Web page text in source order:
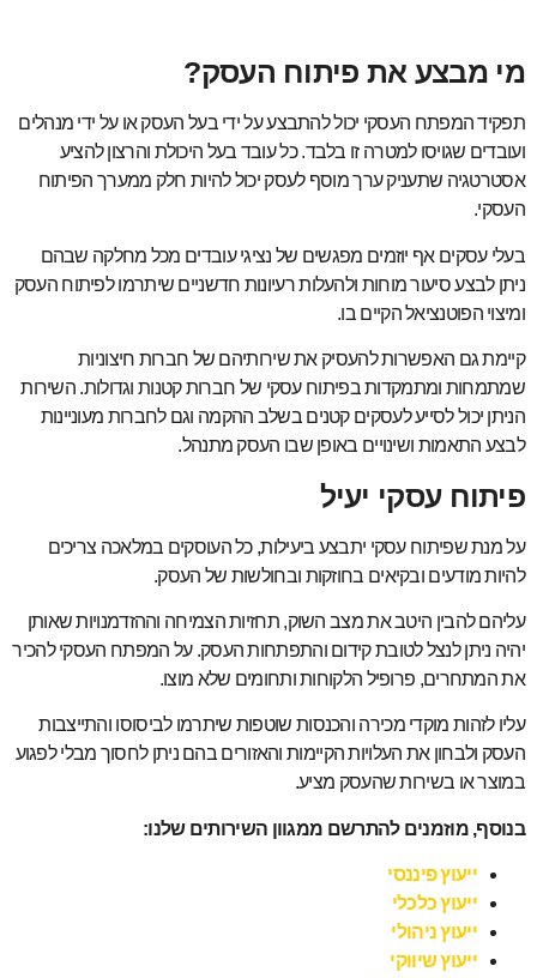
מי מבצע את פיתוח העסק?
תפקיד המפתח העסקי יכול להתבצע על ידי בעל העסק או על ידי מנהלים
ועובדים שגויסו למטרה זו בלבד. כל עובד בעל היכולת והרצון להציע
אסטרטגיה שתעניק ערך מוסף לעסק יכול להיות חלק ממערך הפיתוח
העסקי.
בעלי עסקים אף יוזמים מפגשים של נציגי עובדים מכל מחלקה שבהם
ניתן לבצע סיעור מוחות ולהעלות רעיונות חדשניים שיתרמו לפיתוח העסק
ומיצוי הפוטנציאל הקיים בו.
קיימת גם האפשרות להעסיק את שירותיהם של חברות חיצוניות
שמתמחות ומתמקדות בפיתוח עסקי של חברות קטנות וגדולות. השירות
הניתן יכול לסייע לעסקים קטנים בשלב ההקמה וגם לחברות מעוניינות
לבצע התאמות ושינויים באופן שבו העסק מתנהל.
פיתוח עסקי יעיל
על מנת שפיתוח עסקי יתבצע ביעילות, כל העוסקים במלאכה צריכים
להיות מודעים ובקיאים בחוזקות ובחולשות של העסק.
עליהם להבין היטב את מצב השוק, תחזיות הצמיחה וההזדמנויות שאותן
יהיה ניתן לנצל לטובת קידום והתפתחות העסק. על המפתח העסקי להכיר
את המתחרים, פרופיל הלקוחות ותחומים שלא מוצו.
עליו לזהות מוקדי מכירה והכנסות שוטפות שיתרמו לביסוסו והתייצבות
העסק ולבחון את העלויות הקיימות והאזורים בהם ניתן לחסוך מבלי לפגוע
במוצר או בשירות שהעסק מציע.
בנוסף, מוזמנים להתרשם ממגוון השירותים שלנו:
ייעוץ פיננסי
ייעוץ כלכלי
ייעוץ ניהולי
ייעוץ שיווקי